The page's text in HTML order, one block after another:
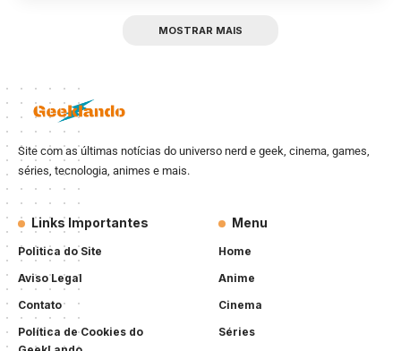
MOSTRAR MAIS
Site com as últimas notícias do universo nerd e geek, cinema, games,
séries, tecnologia, animes e mais.
Links Importantes
Politica do Site
Aviso Legal
Contato
Política de Cookies do
Menu
Home
Anime
Cinema
Séries